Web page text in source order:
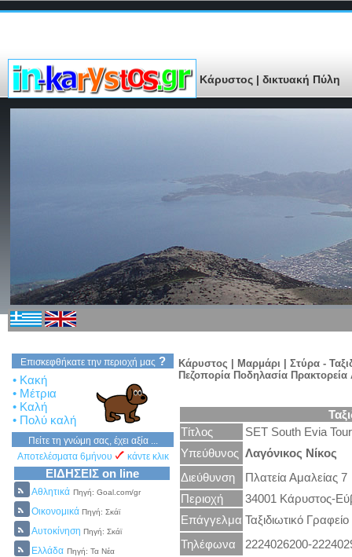
Κάρυστος | δικτυακή Πύλη
Επισκεφθήκατε την περιοχή μας ?
• Κακή
• Μέτρια
• Καλή
• Πολύ καλή
Πείτε τη γνώμη σας, έχει αξία ...
Αποτελέσματα 6μήνου
κάντε κλικ
ΕΙΔΗΣΕΙΣ on line
Αθλητικά Πηγή: Goal.com/gr
Οικονομικά Πηγή: Σκάϊ
Αυτοκίνηση Πηγή: Σκάϊ
Ελλάδα Πηγή: Τα Νέα
Κάρυστος | Μαρμάρι | Στύρα -
Πεζοπορία Ποδηλασία
Τίτλος
SET South Evia
Υπεύθυνος Λαγόνικος Νίκος
Διεύθυνση
Πλατεία Αμαλείας 7
Περιοχή
34001 Κάρυστος-
Επάγγελμα Ταξιδιωτικό Γραφείο
Τηλέφωνα
2224026200-